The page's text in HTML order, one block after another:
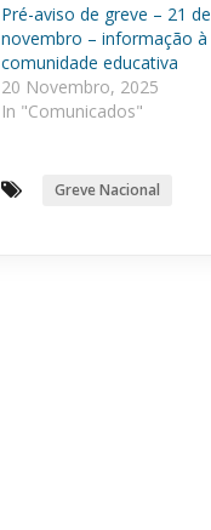
Pré-aviso de greve – 21 de
novembro – informação à
comunidade educativa
20 Novembro, 2025
In "Comunicados"
Greve Nacional